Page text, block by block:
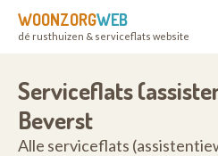
WOONZORGWEB
dé rusthuizen & serviceflats website
Serviceflats
Beverst
Alle serviceflats